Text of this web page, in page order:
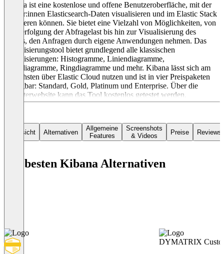
Kibana ist eine kostenlose und offene Benutzeroberfläche, mit der
Nutzer:innen Elasticsearch-Daten visualisieren und im Elastic Stack
navigieren können. Sie bietet eine Vielzahl von Möglichkeiten, von
der Verfolgung der Abfragelast bis hin zur Visualisierung des
Weges, den Anfragen durch eigene Anwendungen nehmen. Das
Visualisierungstool bietet grundlegend alle klassischen
Visualisierungen: Histogramme, Liniendiagramme,
Kreisdiagramme, Ringdiagramme und mehr. Kibana lässt sich am
einfachsten über Elastic Cloud nutzen und ist in vier Preispaketen
verfügbar: Standard, Gold, Platinum und Enterprise. Über die
Anbieterwebsite kann das Tool kostenlos getestet werden.
Übersicht Alternativen
Allgemeine
Features
Screenshots
& Videos
Preise Reviews
Die besten Kibana Alternativen
DYMATRIX